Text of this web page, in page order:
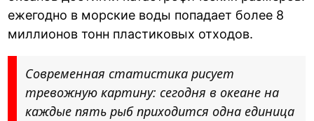
ежегодно в морские воды попадает более 8
миллионов тонн пластиковых отходов.
Современная статистика рисует
тревожную картину: сегодня в океане на
каждые пять рыб приходится одна единица